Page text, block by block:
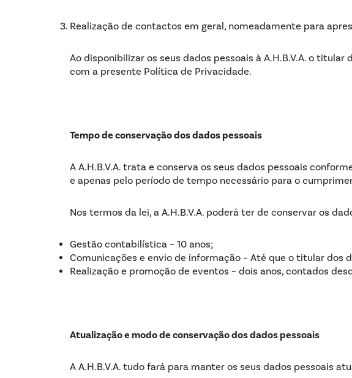
Realização de contactos em geral, nomeadamente para
Ao disponibilizar os seus dados pessoais à A.H.B.V.A. o
com a presente Política de Privacidade.
Tempo de conservação dos dados pessoais
A A.H.B.V.A. trata e conserva os seus dados pessoais
e apenas pelo período de tempo necessário para o
Nos termos da lei, a A.H.B.V.A. poderá ter de conservar os
Gestão contabilística – 10 anos;
Comunicações e envio de informação – Até que o titular dos
Realização e promoção de eventos – dois anos, contados
Atualização e modo de conservação dos dados pessoais
A A.H.B.V.A. tudo fará para manter os seus dados pessoais